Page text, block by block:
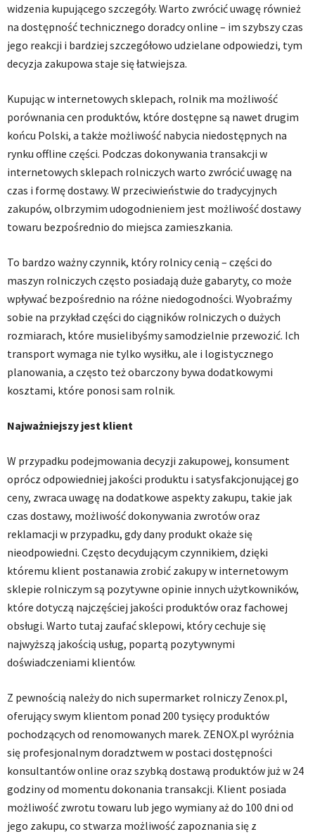
widzenia kupującego szczegóły. Warto zwrócić uwagę również
na dostępność technicznego doradcy online – im szybszy czas
jego reakcji i bardziej szczegółowo udzielane odpowiedzi, tym
decyzja zakupowa staje się łatwiejsza.
Kupując w internetowych sklepach, rolnik ma możliwość
porównania cen produktów, które dostępne są nawet drugim
końcu Polski, a także możliwość nabycia niedostępnych na
rynku offline części. Podczas dokonywania transakcji w
internetowych sklepach rolniczych warto zwrócić uwagę na
czas i formę dostawy. W przeciwieństwie do tradycyjnych
zakupów, olbrzymim udogodnieniem jest możliwość dostawy
towaru bezpośrednio do miejsca zamieszkania.
To bardzo ważny czynnik, który rolnicy cenią – części do
maszyn rolniczych często posiadają duże gabaryty, co może
wpływać bezpośrednio na różne niedogodności. Wyobraźmy
sobie na przykład części do ciągników rolniczych o dużych
rozmiarach, które musielibyśmy samodzielnie przewozić. Ich
transport wymaga nie tylko wysiłku, ale i logistycznego
planowania, a często też obarczony bywa dodatkowymi
kosztami, które ponosi sam rolnik.
Najważniejszy jest klient
W przypadku podejmowania decyzji zakupowej, konsument
oprócz odpowiedniej jakości produktu i satysfakcjonującej go
ceny, zwraca uwagę na dodatkowe aspekty zakupu, takie jak
czas dostawy, możliwość dokonywania zwrotów oraz
reklamacji w przypadku, gdy dany produkt okaże się
nieodpowiedni. Często decydującym czynnikiem, dzięki
któremu klient postanawia zrobić zakupy w internetowym
sklepie rolniczym są pozytywne opinie innych użytkowników,
które dotyczą najczęściej jakości produktów oraz fachowej
obsługi. Warto tutaj zaufać sklepowi, który cechuje się
najwyższą jakością usług, popartą pozytywnymi
doświadczeniami klientów.
Z pewnością należy do nich supermarket rolniczy Zenox.pl,
oferujący swym klientom ponad 200 tysięcy produktów
pochodzących od renomowanych marek. ZENOX.pl wyróżnia
się profesjonalnym doradztwem w postaci dostępności
konsultantów online oraz szybką dostawą produktów już w 24
godziny od momentu dokonania transakcji. Klient posiada
możliwość zwrotu towaru lub jego wymiany aż do 100 dni od
jego zakupu, co stwarza możliwość zapoznania się z